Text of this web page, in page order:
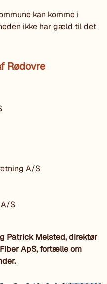
kan komme i
ikke har gæld til det
Rødovre
A/S
A/S
Patrick Melsted, direktør
ApS, fortælle om